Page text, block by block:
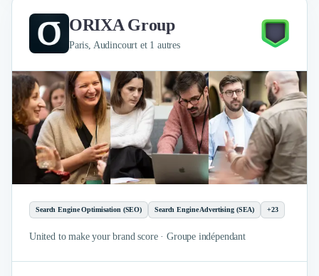
ORIXA Group
Paris, Audincourt et 1 autres
Search Engine Optimisation (SEO) Search Engine Advertising (SEA) +23
United to make your brand score · Groupe indépendant